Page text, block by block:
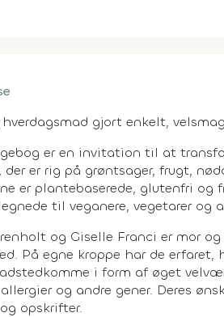
gjort enkelt,
er en invitation til at
der er rig på grøntsager, frugt,
er plantebaserede, glutenfri og
til veganere, vegetarer og
og Giselle Franci er mor
På egne kroppe har de
i form af øget
og andre gener. Deres
opskrifter.